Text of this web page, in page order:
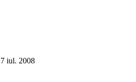
iul. 2008